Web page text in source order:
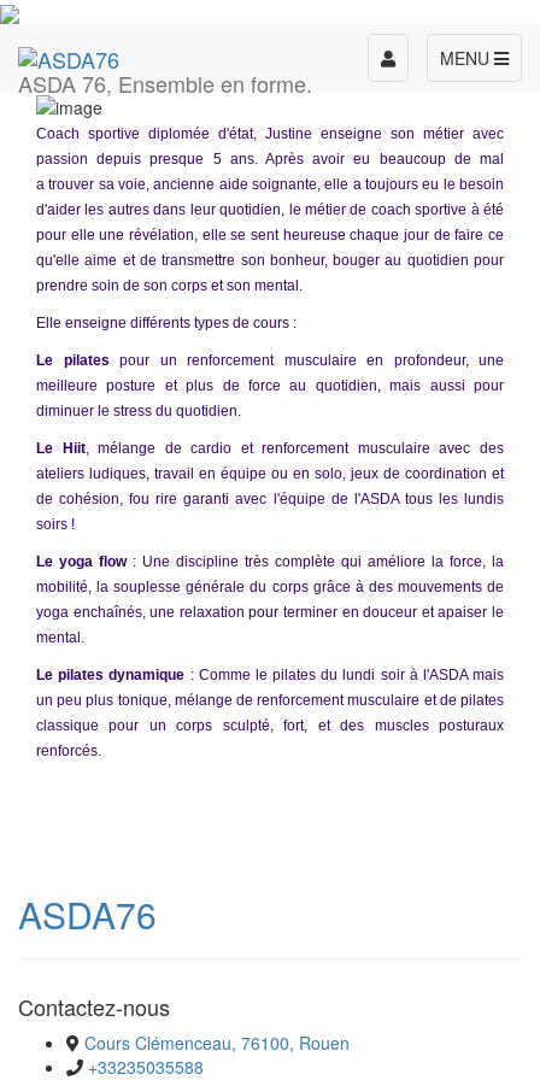
ASDA 76, Ensemble en forme.
MENU
Toggle
navigation
Coach sportive diplomée d'état, Justine enseigne son métier avec
passion depuis presque 5 ans. Après avoir eu beaucoup de mal
a trouver sa voie, ancienne aide soignante, elle a toujours eu le besoin
d'aider les autres dans leur quotidien, le métier de coach sportive à été
pour elle une révélation, elle se sent heureuse chaque jour de faire ce
qu'elle aime et de transmettre son bonheur, bouger au quotidien pour
prendre soin de son corps et son mental.
Elle enseigne différents types de cours :
Le pilates pour un renforcement musculaire en profondeur, une
meilleure posture et plus de force au quotidien, mais aussi pour
diminuer le stress du quotidien.
Le Hiit, mélange de cardio et renforcement musculaire avec des
ateliers ludiques, travail en équipe ou en solo, jeux de coordination et
de cohésion, fou rire garanti avec l'équipe de l'ASDA tous les lundis
soirs !
Le yoga flow: Une discipline très complète qui améliore la force, la
mobilité, la souplesse générale du corps grâce à des mouvements de
yoga enchaînés, une relaxation pour terminer en douceur et apaiser le
mental.
Le pilates dynamique : Comme le pilates du lundi soir à l'ASDA mais
un peu plus tonique, mélange de renforcement musculaire et de pilates
classique pour un corps sculpté, fort, et des muscles posturaux
renforcés.
ASDA76
Contactez-nous
Cours Clémenceau, 76100, Rouen
+33235035588